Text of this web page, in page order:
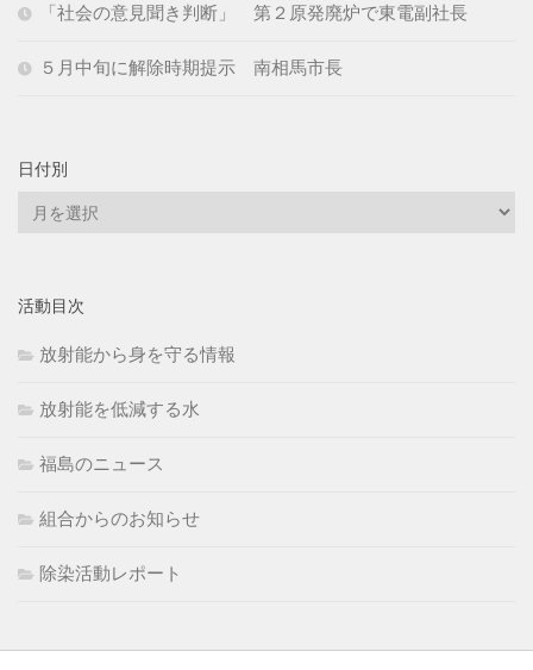
「社会の意見聞き判断」 第２原発廃炉で東電副社長
５月中旬に解除時期提示 南相馬市長
日付別
活動目次
放射能から身を守る情報
放射能を低減する水
福島のニュース
組合からのお知らせ
除染活動レポート